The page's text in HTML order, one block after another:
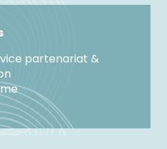
partenariat &